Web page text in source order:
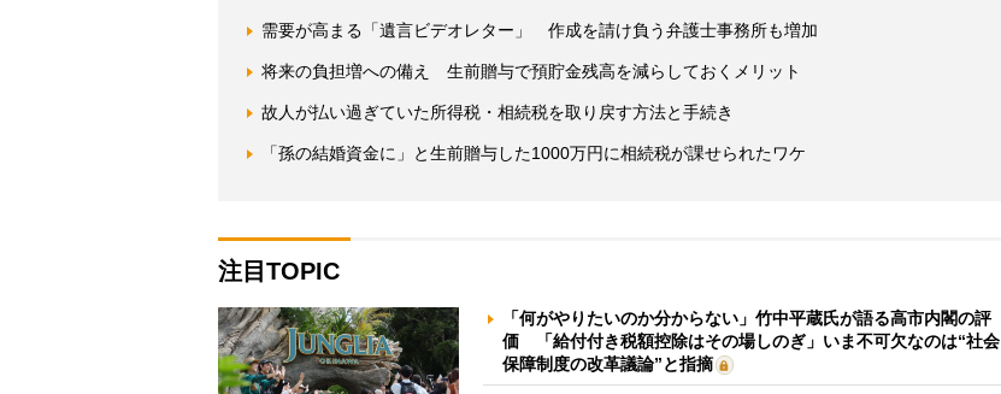
需要が高まる「遺言ビデオレター」 作成を請け負う弁護士事務所も増加
将来の負担増への備え 生前贈与で預貯金残高を減らしておくメリット
故人が払い過ぎていた所得税・相続税を取り戻す方法と手続き
「孫の結婚資金に」と生前贈与した1000万円に相続税が課せられたワケ
注目TOPIC
「何がやりたいのか分からない」竹中平蔵氏が語る高市内閣の評
価 「給付付き税額控除はその場しのぎ」いま不可欠なのは“社会
保障制度の改革議論”と指摘